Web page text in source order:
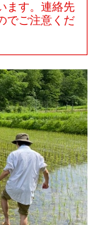
ます。連絡先
でご注意くだ